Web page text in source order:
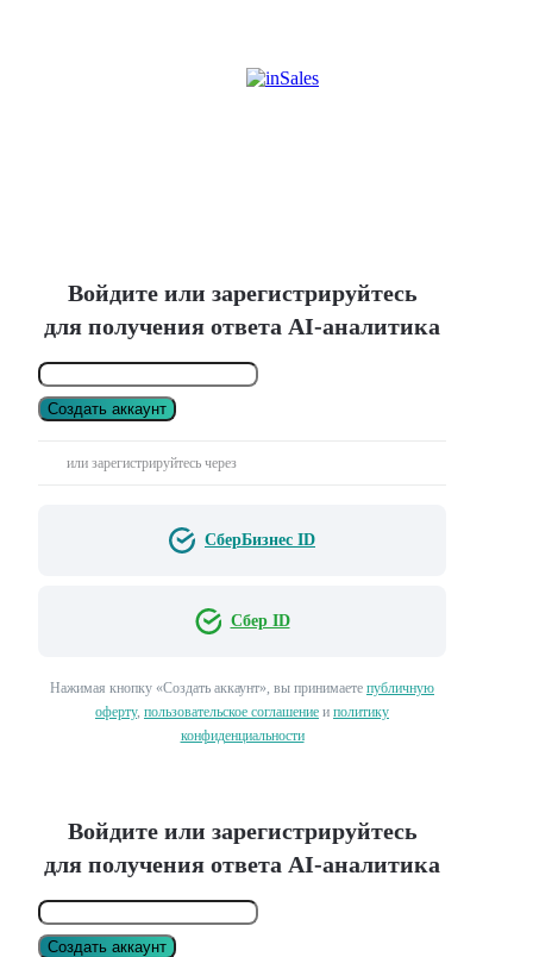
Войдите или зарегистрируйтесь
для получения ответа AI-аналитика
Создать аккаунт
или зарегистрируйтесь через
СберБизнес ID
Сбер ID
Нажимая кнопку «Создать аккаунт», вы принимаете публичную
оферту, пользовательское соглашение и политику
конфиденциальности
Войдите или зарегистрируйтесь
для получения ответа AI-аналитика
Создать аккаунт